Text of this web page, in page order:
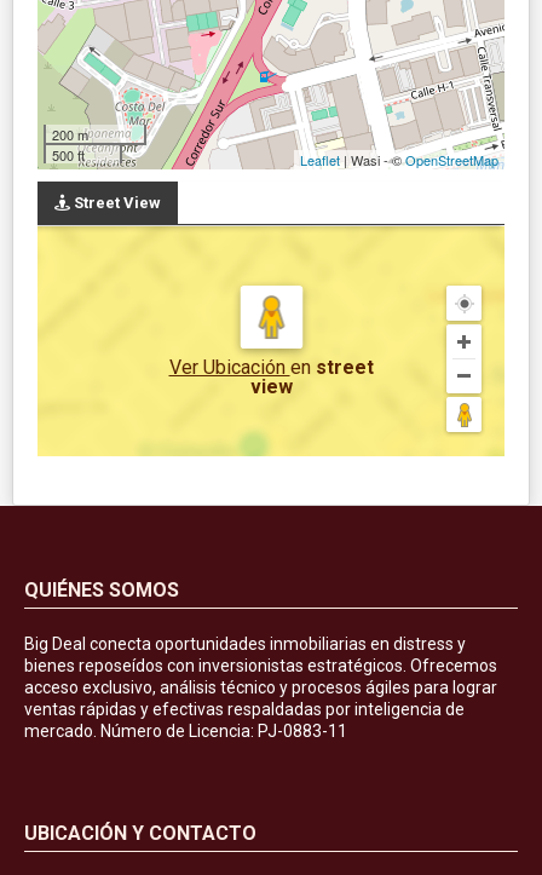
200 m
500 ft
Leaflet | Wasi - ©OpenStreetMap
Street View
Ver Ubicación en street
view
QUIÉNES SOMOS
Big Deal conecta oportunidades inmobiliarias en distress y
bienes reposeídos con inversionistas estratégicos. Ofrecemos
acceso exclusivo, análisis técnico y procesos ágiles para lograr
ventas rápidas y efectivas respaldadas por inteligencia de
mercado. Número de Licencia: PJ-0883-11
UBICACIÓN Y CONTACTO